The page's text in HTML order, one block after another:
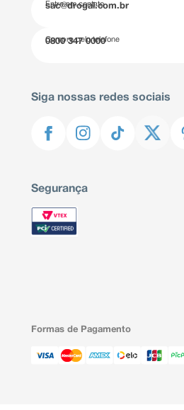
Entre em contato
sac@drogal.com.br
Compre pelo telefone
0800 347 0000
Siga nossas redes sociais
Segurança
Formas de Pagamento